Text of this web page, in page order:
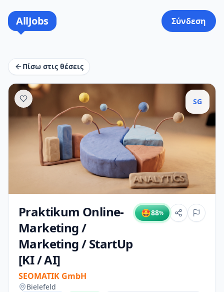
AllJobs Σύνδεση
Πίσω στις θέσεις
SG
Praktikum Online-
Marketing /
Marketing / StartUp
[KI / AI]
SEOMATIK GmbH
🤩88%
Bielefeld